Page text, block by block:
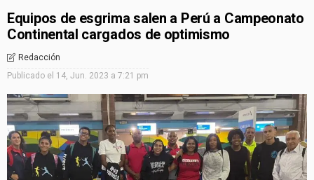
Equipos de esgrima salen a Perú a Campeonato
Continental cargados de optimismo
Redacción
Publicado el 14, Jun. 2023 a 7:21 pm